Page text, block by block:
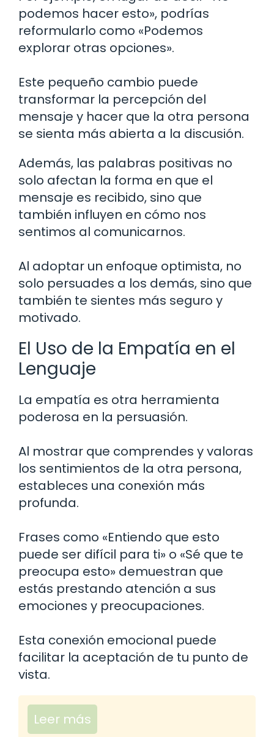
podemos hacer esto», podrías
reformularlo como «Podemos
explorar otras opciones».
Este pequeño cambio puede
transformar la percepción del
mensaje y hacer que la otra persona
se sienta más abierta a la discusión.
Además, las palabras positivas no
solo afectan la forma en que el
mensaje es recibido, sino que
también influyen en cómo nos
sentimos al comunicarnos.
Al adoptar un enfoque optimista, no
solo persuades a los demás, sino que
también te sientes más seguro y
motivado.
El Uso de la Empatía en el
Lenguaje
La empatía es otra herramienta
poderosa en la persuasión.
Al mostrar que comprendes y valoras
los sentimientos de la otra persona,
estableces una conexión más
profunda.
Frases como «Entiendo que esto
puede ser difícil para ti» o «Sé que te
preocupa esto» demuestran que
estás prestando atención a sus
emociones y preocupaciones.
Esta conexión emocional puede
facilitar la aceptación de tu punto de
vista.
Leer más